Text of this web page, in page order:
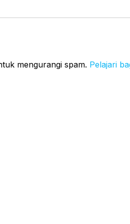
mengurangi spam. Pelajari